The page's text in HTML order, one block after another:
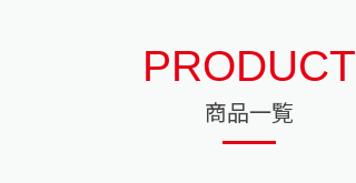
PRODUCT
商品一覧